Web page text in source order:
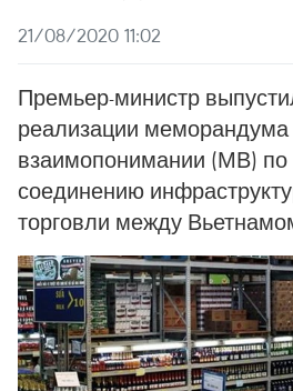
21/08/2020 11:02
Премьер-министр
реализации меморандума
взаимопонимании (МВ) по
соединению
торговли между